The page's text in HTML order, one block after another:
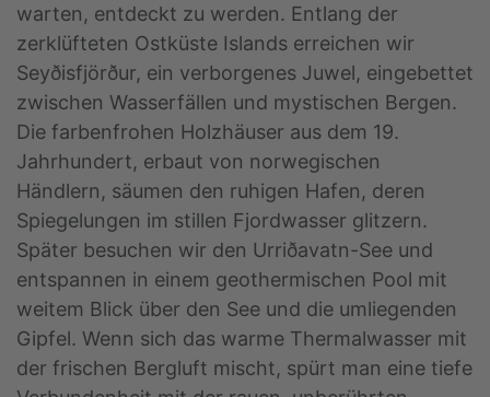
warten, entdeckt zu werden. Entlang der
zerklüfteten Ostküste Islands erreichen wir
Seyðisfjörður, ein verborgenes Juwel, eingebettet
zwischen Wasserfällen und mystischen Bergen.
Die farbenfrohen Holz­häuser aus dem 19.
Jahrhundert, erbaut von norwegischen
Händlern, säumen den ruhigen Hafen, deren
Spiegelungen im stillen Fjordwasser glitzern.
Später besuchen wir den Urriðavatn-See und
entspannen in einem geothermischen Pool mit
weitem Blick über den See und die umliegenden
Gipfel. Wenn sich das warme Thermalwasser mit
der frischen Bergluft mischt, spürt man eine tiefe